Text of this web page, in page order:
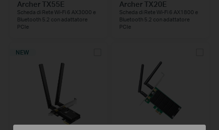
Archer TX55E
Scheda di Rete Wi-Fi 6 AX3000 e
Bluetooth 5.2 con adattatore
PCIe
Archer TX20E
Scheda di Rete Wi-Fi 6 AX1800 e
Bluetooth 5.2 con adattatore
PCIe
NEW